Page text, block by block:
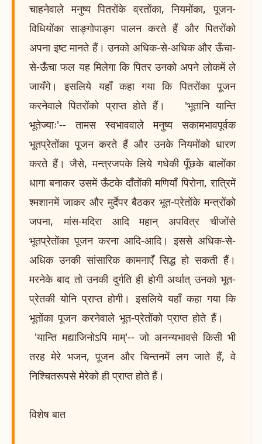
चाहनेवाले मनुष्य पितरोंके व्रतोंका, नियमोंका, पूजन-
विधियोंका साङ्गोपाङ्ग पालन करते हैं और पितरोंको
अपना इष्ट मानते हैं। उनको अधिक-से-अधिक और ऊँचा-
से-ऊँचा फल यह मिलेगा कि पितर उनको अपने लोकमें ले
जायँगे। इसलिये यहाँ कहा गया कि पितरोंका पूजन
करनेवाले पितरोंको प्राप्त होते हैं। 'भूतानि यान्ति
भूतेज्याः'-- तामस स्वभाववाले मनुष्य सकामभावपूर्वक
भूतप्रेतोंका पूजन करते हैं और उनके नियमोंको धारण
करते हैं। जैसे, मन्त्रजपके लिये गधेकी पूँछके बालोंका
धागा बनाकर उसमें ऊँटके दाँतोंकी मणियाँ पिरोना, रात्रिमें
श्मशानमें जाकर और मुर्देपर बैठकर भूत-प्रेतोंके मन्त्रोंको
जपना, मांस-मदिरा आदि महान् अपवित्र चीजोंसे
भूतप्रेतोंका पूजन करना आदि-आदि। इससे अधिक-से-
अधिक उनकी सांसारिक कामनाएँ सिद्ध हो सकती हैं।
मरनेके बाद तो उनकी दुर्गति ही होगी अर्थात् उनको भूत-
प्रेतकी योनि प्राप्त होगी। इसलिये यहाँ कहा गया कि
भूतोंका पूजन करनेवाले भूत-प्रेतोंको प्राप्त होते हैं।
'यान्ति मद्याजिनोऽपि माम्'-- जो अनन्यभावसे किसी भी
तरह मेरे भजन, पूजन और चिन्तनमें लग जाते हैं, वे
निश्चितरूपसे मेरेको ही प्राप्त होते हैं।
विशेष बात